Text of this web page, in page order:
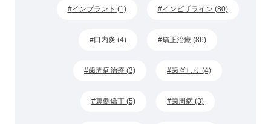
インプラント (1) インビザライン (80)
口内炎 (4) 矯正治療 (86)
歯周病治療 (3) 歯ぎしり (4)
裏側矯正 (5) 歯周病 (3)